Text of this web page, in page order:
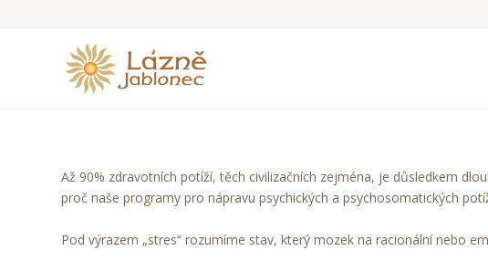
Až 90% zdravotních potíží, těch civilizačních zejména, je důsledkem
proč naše programy pro nápravu psychických a psychosomatických
Pod výrazem „stres“ rozumíme stav, který mozek na racionální nebo